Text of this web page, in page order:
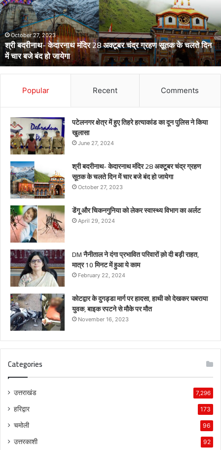
लेकर
स्वास्थ्य
विभाग
का
अर्लटApril 29, 2024
डेंगू और चिकनगुनिया को लेकर स्वास्थ्य विभाग का अर्लट
Popular Recent Comments
पटेलनगर क्षेत्र में हुए तिहरे हत्याकांड का दून पुलिस ने किया
खुलासा
June 27, 2024
श्री बदरीनाथ- केदारनाथ मंदिर 28 अक्टूबर चंद्र ग्रहण
सूतक के चलते दिन में चार बजे बंद हो जायेगा
October 27, 2023
डेंगू और चिकनगुनिया को लेकर स्वास्थ्य विभाग का अर्लट
April 29, 2024
DM नैनीताल ने दंगा प्रभावित परिवारों क़ो दी बड़ी राहत,
मात्र 10 मिनट में हुआ ये काम
February 22, 2024
कोटद्वार के दुगड्डा मार्ग पर हादसा, हाथी को देखकर घबराया
युवक, बाइक रपटने से मौके पर मौत
November 16, 2023
Categories
उत्तराखंड 7,296
हरिद्वार 173
चमोली 96
उत्तरकाशी 92